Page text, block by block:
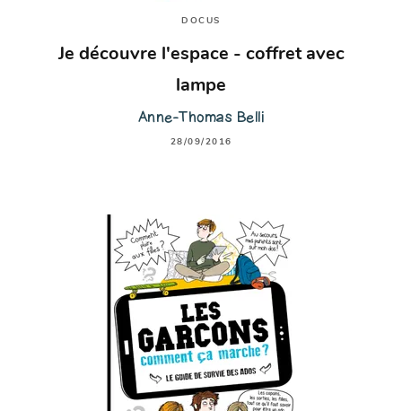
DOCUS
Je découvre l'espace - coffret avec
lampe
Anne-Thomas Belli
28/09/2016